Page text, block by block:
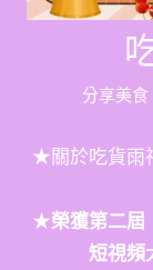
分享美
★關於吃貨雨
★榮獲第二屆
短視頻